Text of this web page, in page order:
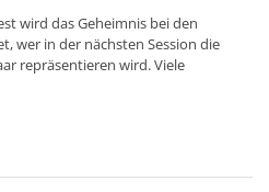
wird das Geheimnis bei den
wer in der nächsten Session die
repräsentieren wird. Viele